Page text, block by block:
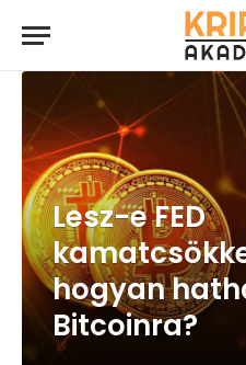
Lesz-e FED
hogyan
Bitcoinra?